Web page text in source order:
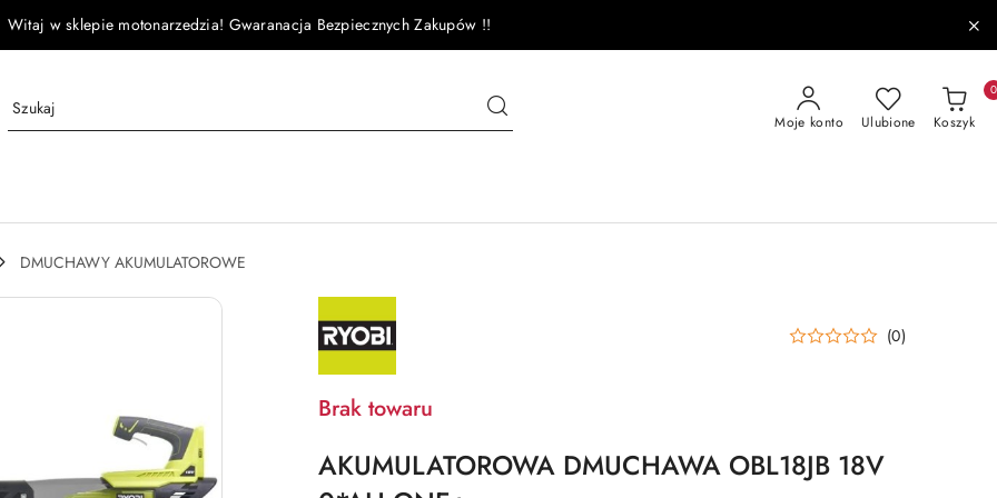
Witaj w sklepie motonarzedzia! Gwaranacja Bezpiecznych Zakupów !!
Moje konto Ulubione Koszyk
0
DMUCHAWY AKUMULATOROWE
NAZWA
PRODUCENTA:
RYOBI (0)
Brak towaru
AKUMULATOROWA DMUCHAWA OBL18JB 18V